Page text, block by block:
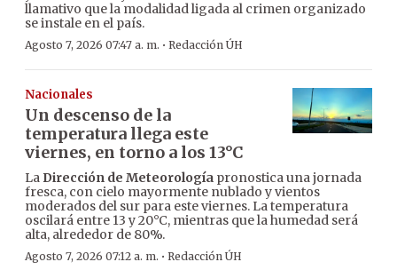
llamativo que la modalidad ligada al crimen organizado
se instale en el país.
Agosto 7, 2026 07:47 a. m. · Redacción ÚH
Nacionales
Un descenso de la
temperatura llega este
viernes, en torno a los 13°C
La Dirección de Meteorología pronostica una jornada
fresca, con cielo mayormente nublado y vientos
moderados del sur para este viernes. La temperatura
oscilará entre 13 y 20°C, mientras que la humedad será
alta, alrededor de 80%.
Agosto 7, 2026 07:12 a. m. · Redacción ÚH